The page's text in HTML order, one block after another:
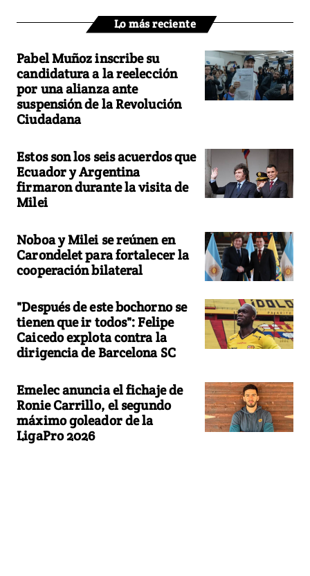
Lo más reciente
Pabel Muñoz inscribe su
candidatura a la reelección
por una alianza ante
suspensión de la Revolución
Ciudadana
Estos son los seis acuerdos que
Ecuador y Argentina
firmaron durante la visita de
Milei
Noboa y Milei se reúnen en
Carondelet para fortalecer la
cooperación bilateral
"Después de este bochorno se
tienen que ir todos": Felipe
Caicedo explota contra la
dirigencia de Barcelona SC
Emelec anuncia el fichaje de
Ronie Carrillo, el segundo
máximo goleador de la
LigaPro 2026